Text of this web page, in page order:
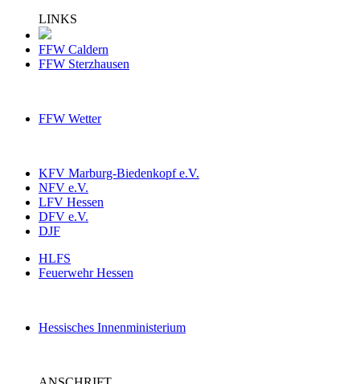
LINKS
FFW Caldern
FFW Sterzhausen
FFW Wetter
KFV Marburg-Biedenkopf e.V.
NFV e.V.
LFV Hessen
DFV e.V.
DJF
HLFS
Feuerwehr Hessen
Hessisches Innenministerium